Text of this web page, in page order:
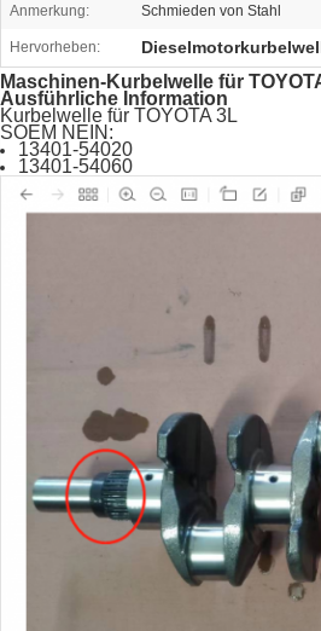
Anmerkung: Schmieden von Stahl
Hervorheben:
Maschinen-Kurbelwelle für
Ausführliche Information
Kurbelwelle für TOYOTA 3L
SOEM NEIN:
13401-54020
13401-54060